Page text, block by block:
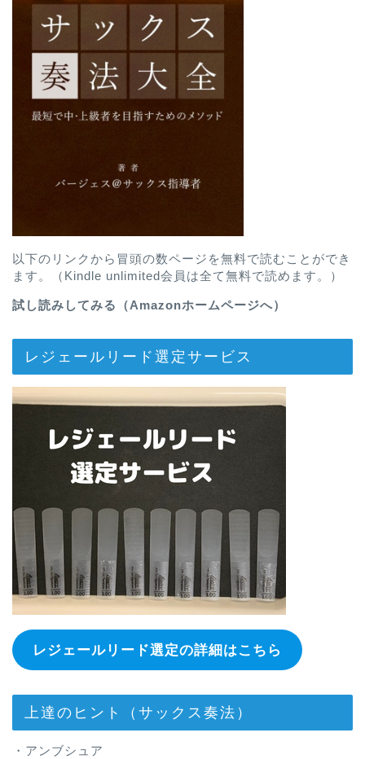
以下のリンクから冒頭の数ページを無料で読むことができ
ます。（Kindle unlimited会員は全て無料で読めます。）
試し読みしてみる（Amazonホームページへ）
レジェールリード選定サービス
レジェールリード選定の詳細はこちら
上達のヒント（サックス奏法）
・アンブシュア